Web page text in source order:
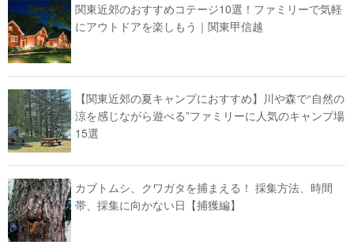
関東近郊のおすすめコテージ10選！ファミリーで気軽
にアウトドアを楽しもう｜関東甲信越
【関東近郊の夏キャンプにおすすめ】川や森で“自然の
涼を感じながら遊べる”ファミリーに人気のキャンプ場
15選
カブトムシ、クワガタを捕まえる！ 採集方法、時間
帯、採集に向かない日【捕獲編】